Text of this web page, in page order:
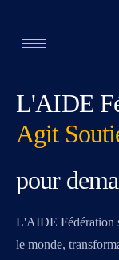
L'AIDE
Agit
pour
L'AIDE Fédération
le monde,